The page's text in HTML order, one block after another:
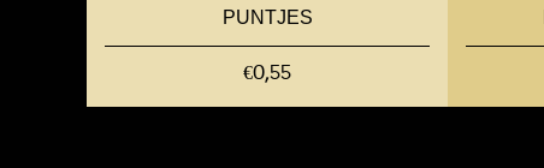
PUNTJES
€0,55